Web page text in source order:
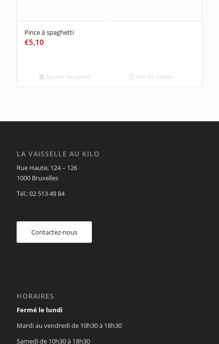
Pince à spaghetti
€5,10
Ajouter au panier Voir les détails
LA VAISSELLE AU KILO
Rue Haute, 124 – 126
1000 Bruxelles
Tél.: 02 513 49 84
Contactez-nous
HORAIRES
Fermé le lundi
Mardi au vendredi de 10h30 à 18h30
Samedi de 10h30 à 18h30